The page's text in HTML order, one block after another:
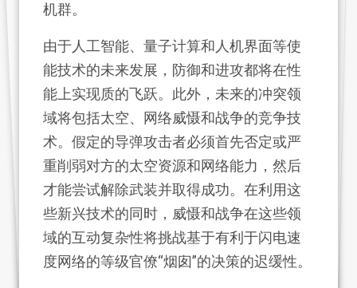
机群。
由于人工智能、量子计算和人机界面等使
能技术的未来发展，防御和进攻都将在性
能上实现质的飞跃。此外，未来的冲突领
域将包括太空、网络威慑和战争的竞争技
术。假定的导弹攻击者必须首先否定或严
重削弱对方的太空资源和网络能力，然后
才能尝试解除武装并取得成功。在利用这
些新兴技术的同时，威慑和战争在这些领
域的互动复杂性将挑战基于有利于闪电速
度网络的等级官僚“烟囱”的决策的迟缓性。